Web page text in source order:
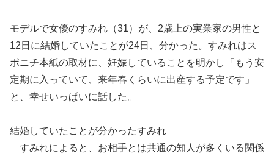
モデルで女優のすみれ（31）が、2歳上の実業家の男性と
12日に結婚していたことが24日、分かった。すみれはス
ポニチ本紙の取材に、妊娠していることを明かし「もう安
定期に入っていて、来年春くらいに出産する予定です」
と、幸せいっぱいに話した。
結婚していたことが分かったすみれ
すみれによると、お相手とは共通の知人が多くいる関係